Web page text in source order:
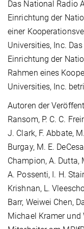
Das National Radio
Einrichtung der
einer
Universities, Inc.
Einrichtung der
Rahmen eines
Universities, Inc.
Autoren der
Ransom, P. C. C.
J. Clark, F. Abbate,
Burgay, M. E.
Champion, A. Dutta,
A. Possenti, I. H.
Krishnan, L.
Barr, Weiwei Chen,
Michael Kramer